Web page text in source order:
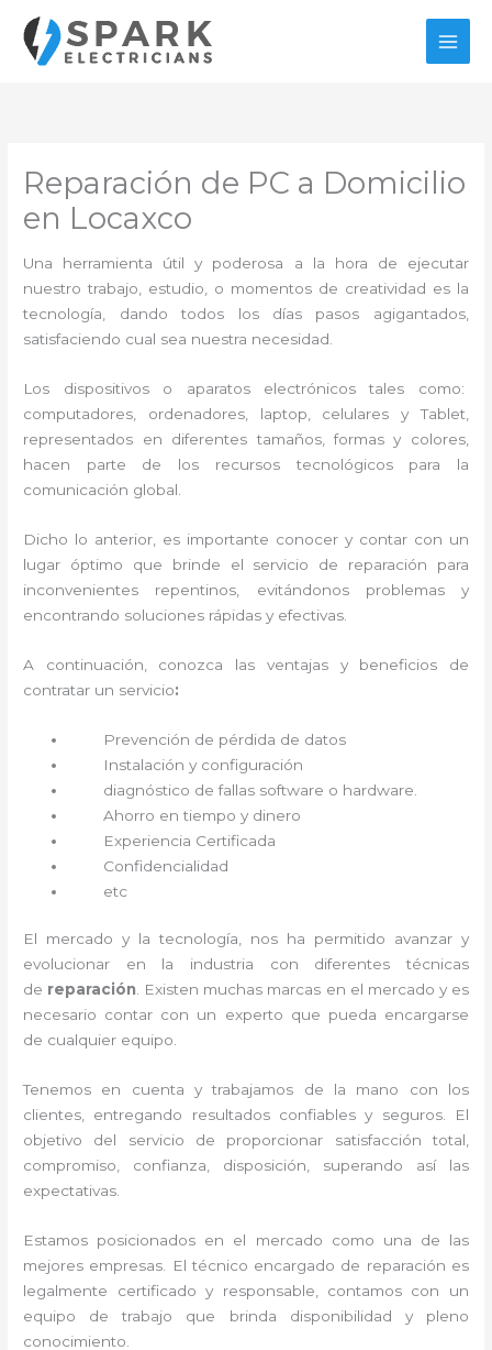
contenido
Reparación de PC a Domicilio
en Locaxco
Una herramienta útil y poderosa a la hora de ejecutar
nuestro trabajo, estudio, o momentos de creatividad es la
tecnología, dando todos los días pasos agigantados,
satisfaciendo cual sea nuestra necesidad.
Los dispositivos o aparatos electrónicos tales como:
computadores, ordenadores, laptop, celulares y Tablet,
representados en diferentes tamaños, formas y colores,
hacen parte de los recursos tecnológicos para la
comunicación global.
Dicho lo anterior, es importante conocer y contar con un
lugar óptimo que brinde el servicio de reparación
para
inconvenientes repentinos, evitándonos problemas y
encontrando soluciones rápidas y efectivas.
A continuación, conozca las ventajas y beneficios de
contratar un servicio:
Prevención de pérdida de datos
Instalación y configuración
diagnóstico de fallas software o hardware
Ahorro en tiempo y dinero
Experiencia Certificada
Confidencialidad
etc
El mercado y la tecnología, nos ha permitido avanzar y
evolucionar en la industria con diferentes técnicas
de reparación. Existen muchas marcas en el mercado y es
necesario contar con un experto que pueda encargarse
de cualquier equipo.
Tenemos en cuenta y trabajamos de la mano con los
clientes, entregando resultados confiables y seguros. El
objetivo del servicio de proporcionar satisfacción total,
compromiso, confianza, disposición, superando así las
expectativas.
Estamos posicionados en el mercado como una de las
mejores empresas. El técnico encargado de reparación es
legalmente certificado y responsable, contamos con un
equipo de trabajo que brinda disponibilidad y pleno
conocimiento.